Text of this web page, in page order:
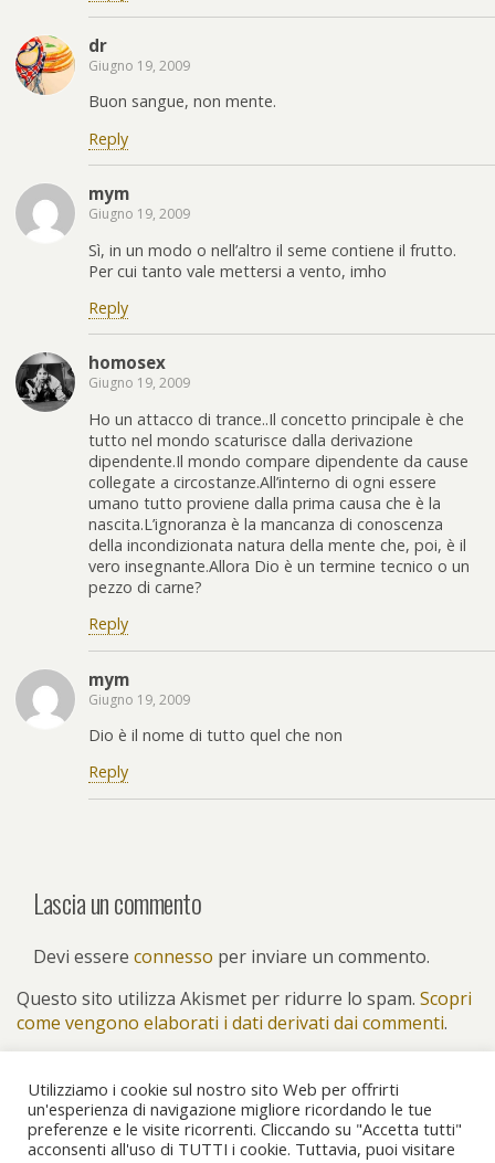
dr
Giugno 19, 2009
Buon sangue, non mente.
Reply
mym
Giugno 19, 2009
Sì, in un modo o nell’altro il seme contiene il frutto.
Per cui tanto vale mettersi a vento, imho
Reply
homosex
Giugno 19, 2009
Ho un attacco di trance..Il concetto principale è che
tutto nel mondo scaturisce dalla derivazione
dipendente.Il mondo compare dipendente da cause
collegate a circostanze.All’interno di ogni essere
umano tutto proviene dalla prima causa che è la
nascita.L’ignoranza è la mancanza di conoscenza
della incondizionata natura della mente che, poi, è il
vero insegnante.Allora Dio è un termine tecnico o un
pezzo di carne?
Reply
mym
Giugno 19, 2009
Dio è il nome di tutto quel che non
Reply
Lascia un commento
Devi essere connesso per inviare un commento.
Questo sito utilizza Akismet per ridurre lo spam. Scopri
come vengono elaborati i dati derivati dai commenti.
Torna su
Utilizziamo i cookie sul nostro sito Web per offrirti
un'esperienza di navigazione migliore ricordando le tue
preferenze e le visite ricorrenti. Cliccando su "Accetta tutti"
acconsenti all'uso di TUTTI i cookie. Tuttavia, puoi visitare